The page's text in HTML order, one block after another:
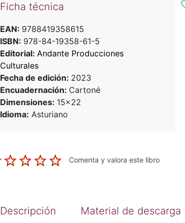
Ficha técnica
EAN: 9788419358615
ISBN: 978-84-19358-61-5
Editorial: Andante Producciones
Culturales
Fecha de edición: 2023
Encuadernación: Cartoné
Dimensiones: 15x22
Idioma: Asturiano
Comenta y valora este libro
Descripción Material de descarga